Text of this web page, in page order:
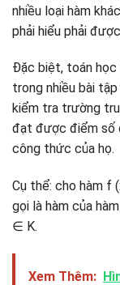
nhiều loại hàm
phải hiểu phải
Đặc biệt, toán
trong nhiều bài
kiểm tra trường
đạt được điểm số
công thức của họ.
Cụ thể: cho hàm f
gọi là hàm của
∈ K.
Xem Thêm: